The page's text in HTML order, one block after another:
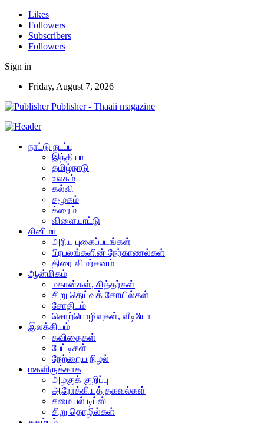
Likes
Followers
Subscribers
Followers
Sign in
Friday, August 7, 2026
Publisher - Thaaii magazine
நாட்டு நடப்பு
இந்தியா
தமிழ்நாடு
உலகம்
கல்வி
சமூகம்
க்ரைம்
விளையாட்டு
சினிமா
அரிய புகைப்படங்கள்
பிரபலங்களின் நேர்காணல்கள்
திரை விமர்சனம்
ஆன்மிகம்
மகான்கள், சித்தர்கள்
சிறு தெய்வக் கோயில்கள்
சோதிடம்
சொற்பொழிவுகள், வீடியோ
இலக்கியம்
கவிதைகள்
பேட்டிகள்
நேற்றைய நிழல்
மகளிருக்காக
அழகுக் குறிப்பு
ஆரோக்கியத் தகவல்கள்
சமையல் டிப்ஸ்
சிறு தொழில்கள்